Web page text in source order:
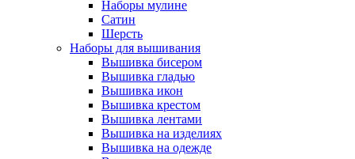
Наборы мулине
Сатин
Шерсть
Наборы для вышивания
Вышивка бисером
Вышивка гладью
Вышивка икон
Вышивка крестом
Вышивка лентами
Вышивка на изделиях
Вышивка на одежде